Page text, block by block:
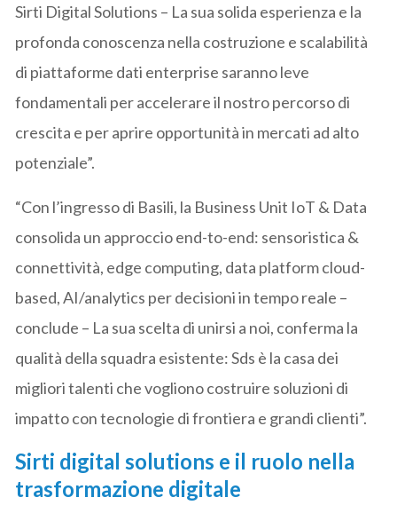
Sirti Digital Solutions – La sua solida esperienza e la
profonda conoscenza nella costruzione e scalabilità
di piattaforme dati enterprise saranno leve
fondamentali per accelerare il nostro percorso di
crescita e per aprire opportunità in mercati ad alto
potenziale”.
“Con l’ingresso di Basili, la Business Unit IoT & Data
consolida un approccio end-to-end: sensoristica &
connettività, edge computing, data platform cloud-
based, AI/analytics per decisioni in tempo reale –
conclude – La sua scelta di unirsi a noi, conferma la
qualità della squadra esistente: Sds è la casa dei
migliori talenti che vogliono costruire soluzioni di
impatto con tecnologie di frontiera e grandi clienti”.
Sirti digital solutions e il ruolo nella
trasformazione digitale